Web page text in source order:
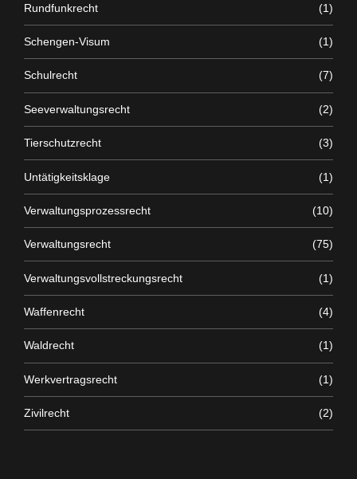
Rundfunkrecht (1)
Schengen-Visum (1)
Schulrecht (7)
Seeverwaltungsrecht (2)
Tierschutzrecht (3)
Untätigkeitsklage (1)
Verwaltungsprozessrecht (10)
Verwaltungsrecht (75)
Verwaltungsvollstreckungsrecht (1)
Waffenrecht (4)
Waldrecht (1)
Werkvertragsrecht (1)
Zivilrecht (2)